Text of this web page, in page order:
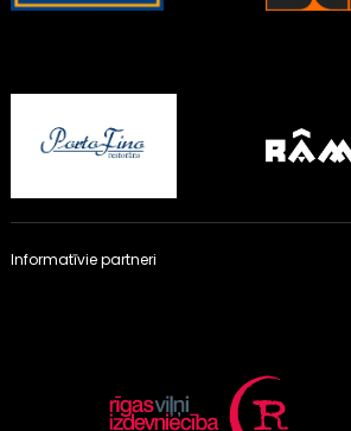
Informatīvie partneri